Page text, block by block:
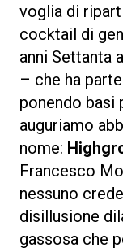
voglia di
cocktail di
anni Settanta
– che ha
ponendo basi
auguriamo
nome:
Francesco
nessuno
disillusione
gassosa che